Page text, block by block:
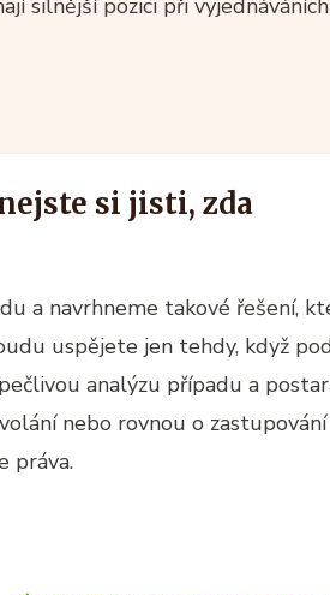
si jisti, zda
a navrhneme takové řešení,
uspějete jen tehdy, když
analýzu případu a
nebo rovnou o
práva.